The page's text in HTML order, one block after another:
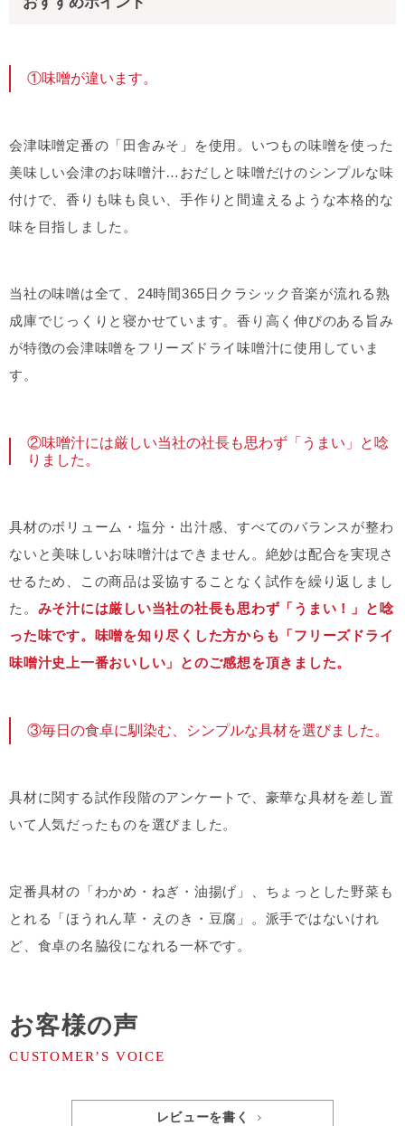
①味噌が違います。
会津味噌定番の「田舎みそ」を使用。いつもの味噌を使った
美味しい会津のお味噌汁…おだしと味噌だけのシンプルな味
付けで、香りも味も良い、手作りと間違えるような本格的な
味を目指しました。
当社の味噌は全て、24時間365日クラシック音楽が流れる熟
成庫でじっくりと寝かせています。香り高く伸びのある旨み
が特徴の会津味噌をフリーズドライ味噌汁に使用していま
す。
②味噌汁には厳しい当社の社長も思わず「うまい」と唸
りました。
具材のボリューム・塩分・出汁感、すべてのバランスが整わ
ないと美味しいお味噌汁はできません。絶妙は配合を実現さ
せるため、この商品は妥協することなく試作を繰り返しまし
た。 みそ汁には厳しい当社の社長も思わず「うまい！」と唸
った味です。味噌を知り尽くした方からも「フリーズドライ
味噌汁史上一番おいしい」とのご感想を頂きました。
③毎日の食卓に馴染む、シンプルな具材を選びました。
具材に関する試作段階のアンケートで、豪華な具材を差し置
いて人気だったものを選びました。
定番具材の「わかめ・ねぎ・油揚げ」、ちょっとした野菜も
とれる「ほうれん草・えのき・豆腐」。派手ではないけれ
ど、食卓の名脇役になれる一杯です。
お客様の声
レビューを書く